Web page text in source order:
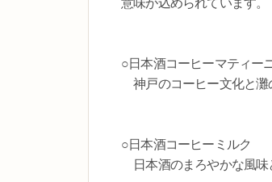
○日本酒コーヒーマティー
神戸のコーヒー文化と灘
○日本酒コーヒーミルク
日本酒のまろやかな風味